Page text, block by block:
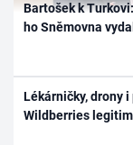
Bartošek k
ho Sněmovna
Lékárničky, drony
Wildberries